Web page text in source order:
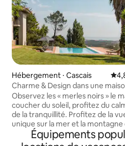
Hébergement ⋅ Cascais
Charme & Design dans une
piscine et vue magnifique sur la
montagne
Observez les « merles noirs » le
coucher du soleil, profitez du
de la tranquillité. Profitez de la
unique sur la mer et la montagne
le salon privé, la piscine à
la « Serra de Sintra », la montagne
Équipements